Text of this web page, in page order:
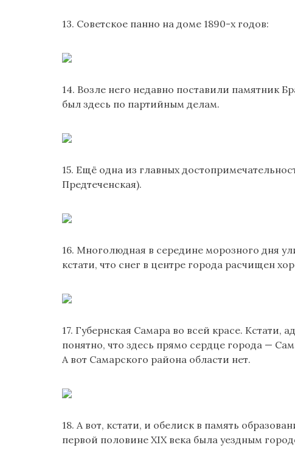
13. Советское панно на доме 1890-х годов:
14. Возле него недавно поставили памятник
был здесь по партийным делам.
15. Ещё одна из главных
Предтеченская).
16. Многолюдная в середине морозного дня
кстати, что снег в центре города расчищен
17. Губернская Самара во всей красе. Кстати,
понятно, что здесь прямо сердце города —
А вот Самарского района области нет.
18. А вот, кстати, и обелиск в память
первой половине XIX века была уездным